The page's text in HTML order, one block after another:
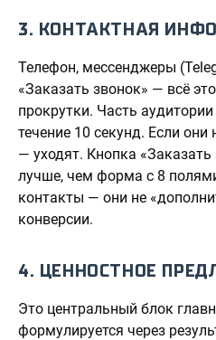
3. КОНТАКТНАЯ
Телефон, мессенджеры
«Заказать звонок» — всё
прокрутки. Часть
течение 10 секунд. Если они
— уходят. Кнопка «Заказать
лучше, чем форма с 8
контакты — они не
конверсии.
4. ЦЕННОСТНОЕ
Это центральный блок
формулируется через